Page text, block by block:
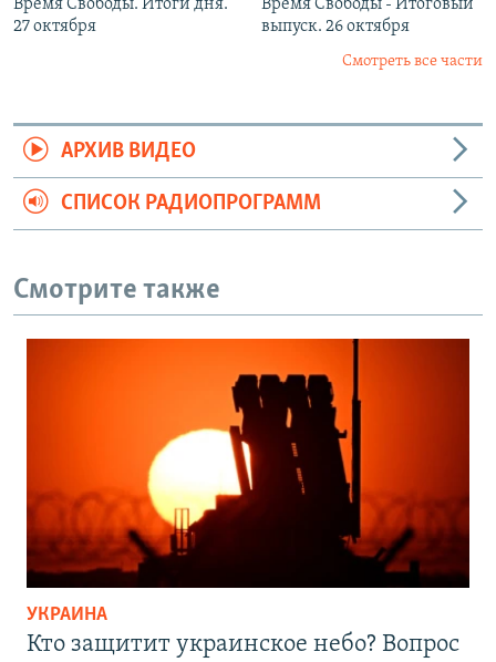
Время Свободы. Итоги дня.
27 октября
Время Свободы - Итоговый
выпуск. 26 октября
Смотреть все части
АРХИВ ВИДЕО
СПИСОК РАДИОПРОГРАММ
Смотрите также
УКРАИНА
Кто защитит украинское небо? Вопрос